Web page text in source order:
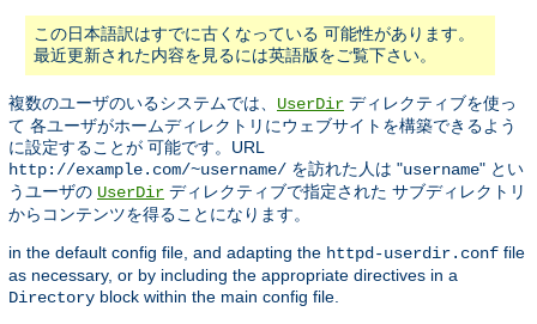
この日本語訳はすでに古くなっている 可能性があります。
最近更新された内容を見るには英語版をご覧下さい。
複数のユーザのいるシステムでは、 UserDir ディレクティブを使っ
て 各ユーザがホームディレクトリにウェブサイトを構築できるよう
に設定することが 可能です。URL
http://example.com/~username/ を訪れた人は "username" とい
うユーザの UserDir ディレクティブで指定された サブディレクトリ
からコンテンツを得ることになります。
in the default config file, and adapting the httpd-userdir.conf file
as necessary, or by including the appropriate directives in a
Directory block within the main config file.